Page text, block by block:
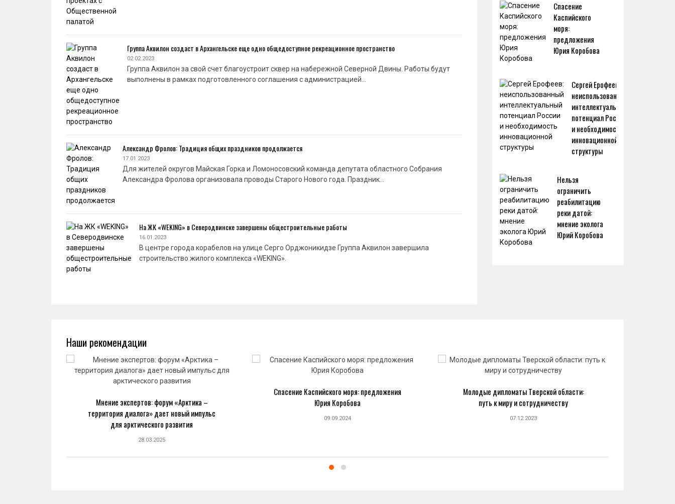
Группа Аквилон создаст в Архангельске еще одно общедоступное рекреационное пространство
02.02.2023
Группа Аквилон за свой счет благоустроит сквер на набережной Северной Двины. Работы будут
выполнены в рамках подготовленного соглашения с администрацией…
Александр Фролов: Традиция общих праздников продолжается
17.01.2023
Для жителей округов Майская Горка и Ломоносовский команда депутата областного Собрания
Александра Фролова организовала проводы Старого Нового года. Праздник…
На ЖК «WEKING» в Северодвинске завершены общестроительные работы
16.01.2023
В центре города корабелов на улице Серго Орджоникидзе Группа Аквилон завершила
строительство жилого комплекса «WEKING».
Спасение
Каспийского
моря:
предложения
Юрия Коробова
Сергей Ерофеев:
неиспользованный
интеллектуальный
потенциал России
и необходимость
инновационной
структуры
Нельзя
ограничить
реабилитацию
реки датой:
мнение эколога
Юрий Коробова
Наши рекомендации
Мнение экспертов: форум «Арктика –
территория диалога» дает новый импульс
для арктического развития
28.03.2025
Спасение Каспийского моря: предложения
Юрия Коробова
09.09.2024
Молодые дипломаты Тверской области:
путь к миру и сотрудничеству
07.12.2023